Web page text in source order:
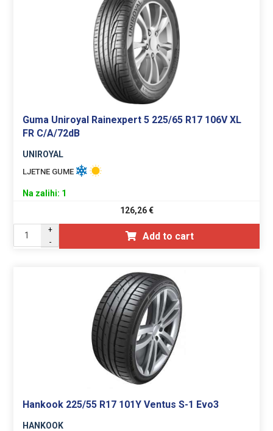
Guma Uniroyal Rainexpert 5 225/65 R17 106V XL
FR C/A/72dB
UNIROYAL
LJETNE GUME
Na zalihi: 1
126,26€
+
-
Add to cart
Hankook 225/55 R17 101Y Ventus S-1 Evo3
HANKOOK